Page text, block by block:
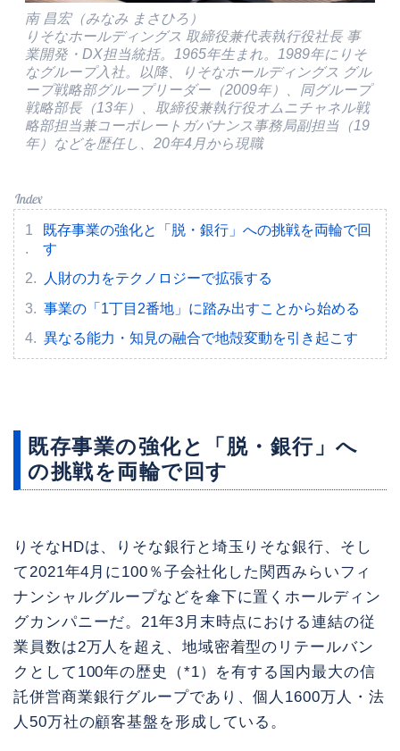
南 昌宏（みなみ まさひろ）
りそなホールディングス 取締役兼代表執行役社長 事
業開発・DX担当統括。1965年生まれ。1989年にりそ
なグループ入社。以降、りそなホールディングス グル
ープ戦略部グループリーダー（2009年）、同グループ
戦略部長（13年）、取締役兼執行役オムニチャネル戦
略部担当兼コーポレートガバナンス事務局副担当（19
年）などを歴任し、20年4月から現職
既存事業の強化と「脱・銀行」への挑戦を両輪で回
す
人財の力をテクノロジーで拡張する
事業の「1丁目2番地」に踏み出すことから始める
異なる能力・知見の融合で地殻変動を引き起こす
既存事業の強化と「脱・銀行」へ
の挑戦を両輪で回す
りそなHDは、りそな銀行と埼玉りそな銀行、そし
て2021年4月に100％子会社化した関西みらいフィ
ナンシャルグループなどを傘下に置くホールディン
グカンパニーだ。21年3月末時点における連結の従
業員数は2万人を超え、地域密着型のリテールバン
クとして100年の歴史（*1）を有する国内最大の信
託併営商業銀行グループであり、個人1600万人・法
人50万社の顧客基盤を形成している。